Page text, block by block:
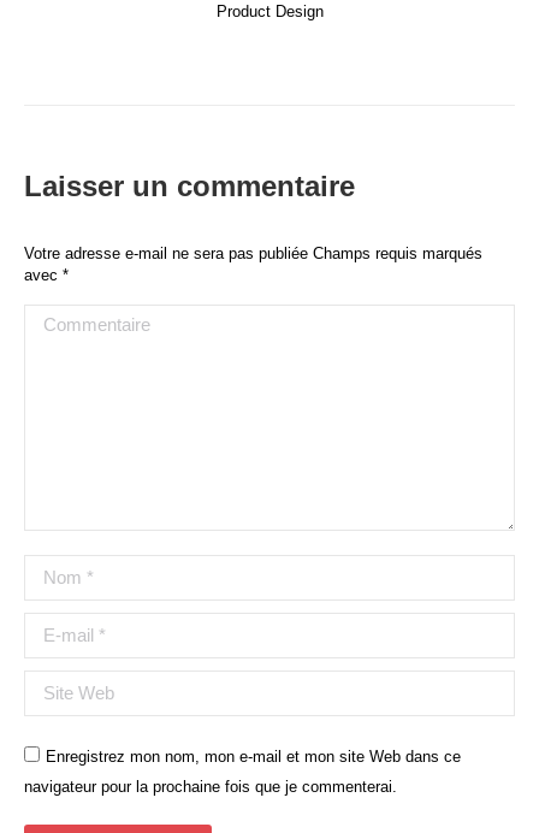
Product Design
Laisser un commentaire
Votre adresse e-mail ne sera pas publiée Champs requis marqués
avec *
Commentaire
Nom *
E-mail *
Site Web
Enregistrez mon nom, mon e-mail et mon site Web dans ce
navigateur pour la prochaine fois que je commenterai.